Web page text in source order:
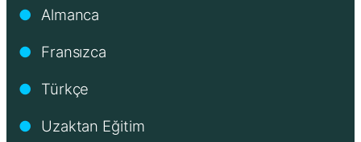
● Almanca
● Fransızca
● Türkçe
● Uzaktan Eğitim